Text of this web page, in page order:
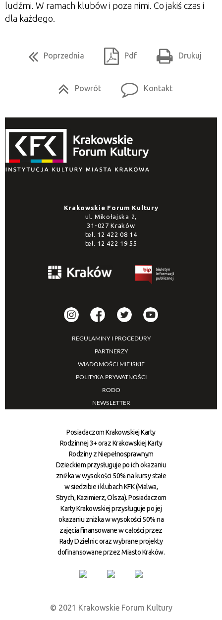
ludźmi. W ramach klubów i poza nimi. Co jakiś czas i
dla każdego.
Poprzednia Pdf Drukuj
Powrót Kontakt
Krakowskie Forum Kultury
ul. Mikołajska 2,
31-027 Kraków
tel. 12 422 08 14
tel. 12 422 19 55
REGULAMINY I PROCEDURY
PARTNERZY
WIADOMOŚCI MIEJSKIE
POLITYKA PRYWATNOŚCI
RODO
NEWSLETTER
Posiadaczom Krakowskiej Karty
Rodzinnej 3+ oraz Krakowskiej Karty
Rodziny z Niepełnosprawnym
Dzieckiem przysługuje po ich okazaniu
zniżka w wysokości 50% na kursy stałe
w siedzibie i klubach KFK (Malwa,
Strych, Kazimierz, Olsza). Posiadaczom
Karty Krakowskiej przysługuje po jej
okazaniu zniżka w wysokości 50% na
zajęcia finansowane w całości przez
Rady Dzielnic oraz wybrane projekty
dofinansowane przez Miasto Kraków.
© 2021 Krakowskie Forum Kultury